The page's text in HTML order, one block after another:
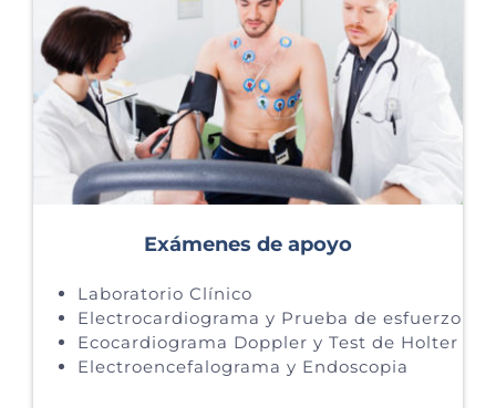
Exámenes de apoyo
Laboratorio Clínico
Electrocardiograma y Prueba de esfuerzo
Ecocardiograma Doppler y Test de Holter
Electroencefalograma y Endoscopia